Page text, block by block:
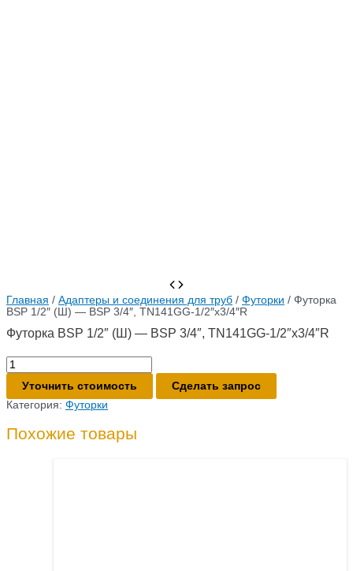
Главная / Адаптеры и соединения для труб / Футорки / Футорка
BSP 1/2″ (Ш) — BSP 3/4″, TN141GG-1/2″x3/4″R
Футорка BSP 1/2″ (Ш) — BSP 3/4″, TN141GG-1/2″x3/4″R
Количество
товара
Футорка
BSP
1/2"
-
Уточнить стоимость
Сделать запрос
Категория: Футорки
Похожие товары